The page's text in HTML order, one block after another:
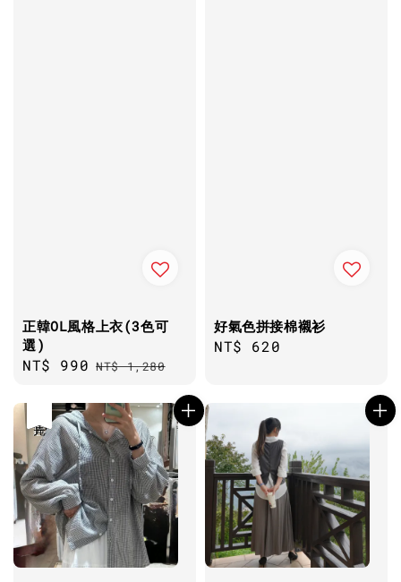
正韓OL風格上衣(3色可
選)
Sale
NT$ 990 Regular
NT$ 1,280
好氣色拼接棉襯衫
Regular
NT$ 620